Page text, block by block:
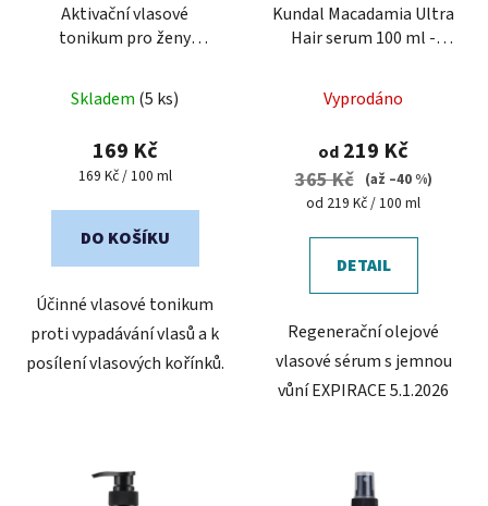
Aktivační vlasové
tonikum pro ženy
Skladem (5 ks)
169 Kč
Měrná
169 Kč / 100 ml
DO KOŠÍKU
Účinné vlasové tonikum
proti vypadávání vlasů a k
posílení vlasových kořínků.
Kundal Macadamia Ultra
Hair serum 100 ml -
vlasy
Vyprodáno
od 219 Kč
365 Kč
(až –40 %)
Měrná
od 219 Kč / 100 ml
DETAIL
Regenerační olejové
vlasové sérum s jemnou
vůní EXPIRACE 5.1.2026